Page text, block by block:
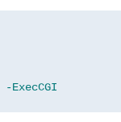
-ExecCGI